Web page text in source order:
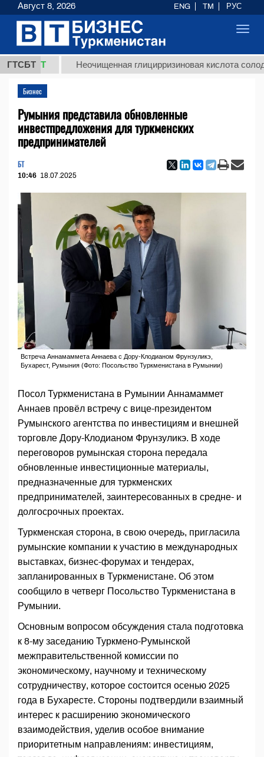
ГТСБТ
ТМТ Неочищенная глицирризиновая кислота
Бизнес
Румыния представила обновленные
инвестпредложения для туркменских
предпринимателей
БТ
10:46 18.07.2025
Встреча Аннамаммета Аннаева с Дору-Клодианом Фрунзуликэ,
Бухарест, Румыния (Фото: Посольство Туркменистана в Румынии)
Посол Туркменистана в Румынии Аннамаммет
Аннаев провёл встречу с вице-президентом
Румынского агентства по инвестициям и внешней
торговле Дору-Клодианом Фрунзуликэ. В ходе
переговоров румынская сторона передала
обновленные инвестиционные материалы,
предназначенные для туркменских
предпринимателей, заинтересованных в средне- и
долгосрочных проектах.
Туркменская сторона, в свою очередь, пригласила
румынские компании к участию в международных
выставках, бизнес-форумах и тендерах,
запланированных в Туркменистане. Об этом
сообщило в четверг Посольство Туркменистана в
Румынии.
Основным вопросом обсуждения стала подготовка
к 8-му заседанию Туркмено-Румынской
межправительственной комиссии по
экономическому, научному и техническому
сотрудничеству, которое состоится осенью 2025
года в Бухаресте. Стороны подтвердили взаимный
интерес к расширению экономического
взаимодействия, уделив особое внимание
приоритетным направлениям: инвестициям,
Август 8, 2026 ENG TM РУС